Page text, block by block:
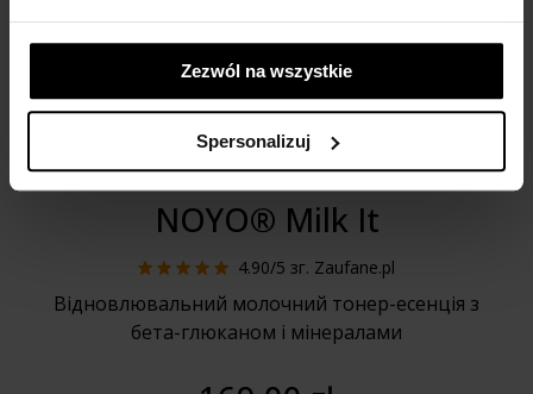
Zezwól na wszystkie
Spersonalizuj
NOYO® Milk It
4.90/5 зг. Zaufane.pl
Відновлювальний молочний тонер-есенція з
бета-глюканом і мінералами